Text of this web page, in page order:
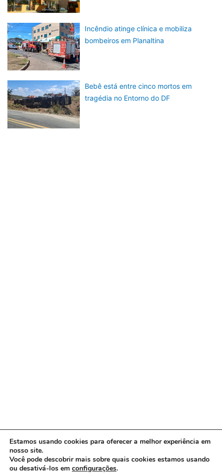
Incêndio atinge clínica e mobiliza
bombeiros em Planaltina
Bebê está entre cinco mortos em
tragédia no Entorno do DF
Copyright © 2026 www.ACORDA DF
Estamos usando cookies para oferecer a melhor experiência em
nosso site.
Você pode descobrir mais sobre quais cookies estamos usando
ou desativá-los em configurações.